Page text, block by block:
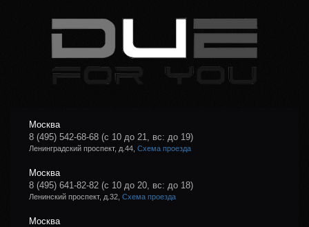
Москва
8 (495) 542-68-68 (с 10 до 21, вс: до 19)
Ленинградский проспект, д.44, Схема проезда
Москва
8 (495) 641-82-82 (с 10 до 20, вс: до 18)
Ленинский проспект, д.32, Схема проезда
Москва